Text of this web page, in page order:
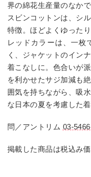
界の綿花生産量のなか
スビンコットンは、シ
特徴。ほどよくゆった
レッドカラーは、一枚
く、ジャケットのイン
着こなしに。色合いが
を利かせたサジ加減も
囲気を持ちながら、吸
な日本の夏を考慮した着
問／アントリム 03-
掲載した商品は税込み価